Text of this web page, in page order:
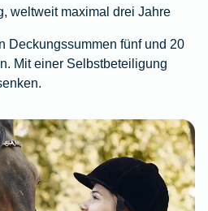
weltweit maximal drei Jahre
Deckungssummen fünf und 20
Mit einer Selbstbeteiligung